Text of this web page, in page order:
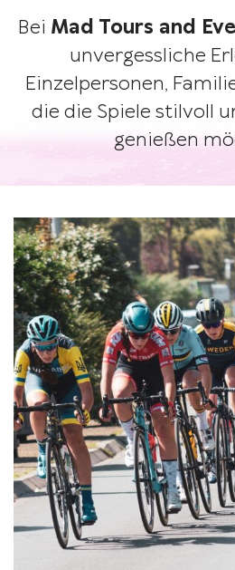
Bei Mad Tours and
unvergessliche
Einzelpersonen,
die die Spiele stilvoll
genießen